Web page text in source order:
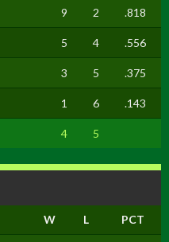
9 2 .818
5 4 .556
3 5 .375
1 6 .143
4 5
W L PCT